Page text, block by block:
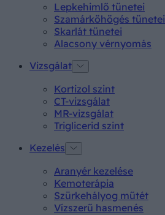
Lepkehimlő tünetei
Szamárköhögés tünetei
Skarlát tünetei
Alacsony vérnyomás
Vizsgálat
Kortizol szint
CT-vizsgálat
MR-vizsgálat
Triglicerid szint
Kezelés
Aranyér kezelése
Kemoterápia
Szürkehályog műtét
Vízszerű hasmenés